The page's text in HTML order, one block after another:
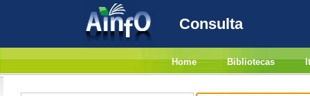
Consulta
Home Bibliotecas